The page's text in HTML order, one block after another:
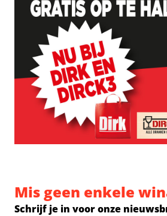
Mis geen enkele
Schrijf je in voor onze